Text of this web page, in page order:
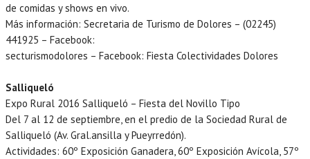
de comidas y shows en vivo.
Más información: Secretaria de Turismo de Dolores – (02245)
441925 – Facebook:
secturismodolores – Facebook: Fiesta Colectividades Dolores
Salliqueló
Expo Rural 2016 Salliqueló – Fiesta del Novillo Tipo
Del 7 al 12 de septiembre, en el predio de la Sociedad Rural de
Salliqueló (Av. Gral.ansilla y Pueyrredón).
Actividades: 60º Exposición Ganadera, 60º Exposición Avícola, 57º